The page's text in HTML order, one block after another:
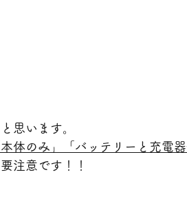
思います。
本体のみ」「バッテリーと充電
注意です！！